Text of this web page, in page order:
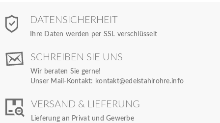
DATENSICHERHEIT
Ihre Daten werden per SSL verschlüsselt
SCHREIBEN SIE UNS
Wir beraten Sie gerne!
Unser Mail-Kontakt: kontakt@edelstahlrohre.info
VERSAND & LIEFERUNG
Lieferung an Privat und Gewerbe